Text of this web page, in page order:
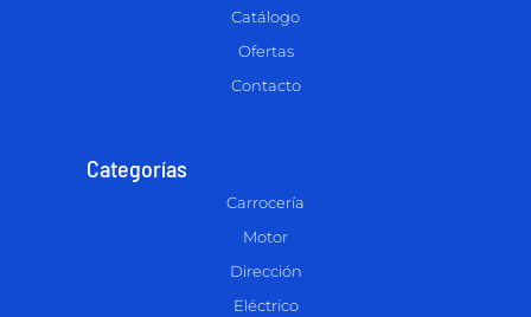
Catálogo
Ofertas
Contacto
Categorías
Carrocería
Motor
Dirección
Eléctrico